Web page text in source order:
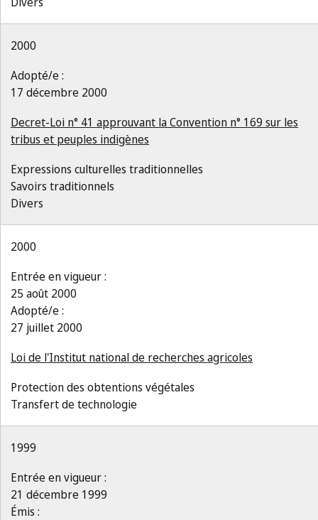
2000
Adopté/e :
17 décembre 2000
Decret-Loi n° 41 approuvant la Convention n° 169 sur les
tribus et peuples indigènes
Expressions culturelles traditionnelles
Savoirs traditionnels
Divers
2000
Entrée en vigueur :
25 août 2000
Adopté/e :
27 juillet 2000
Loi de l'Institut national de recherches agricoles
Protection des obtentions végétales
Transfert de technologie
1999
Entrée en vigueur :
21 décembre 1999
Émis :